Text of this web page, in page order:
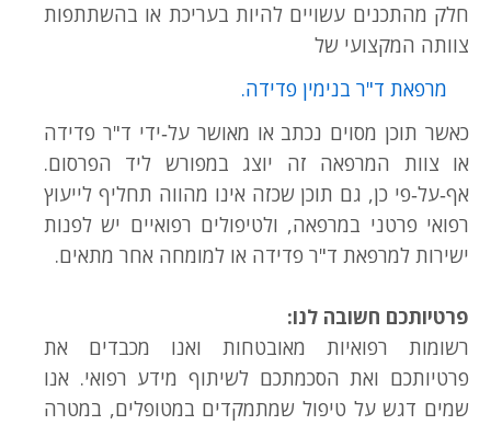
חלק מהתכנים עשויים להיות בעריכת או בהשתתפות
צוותה המקצועי של
מרפאת ד"ר בנימין פדידה.
כאשר תוכן מסוים נכתב או מאושר על‑ידי ד"ר פדידה
או צוות המרפאה זה יוצג במפורש ליד הפרסום.
אף‑על‑פי כן, גם תוכן שכזה אינו מהווה תחליף לייעוץ
רפואי פרטני במרפאה, ולטיפולים רפואיים יש לפנות
ישירות למרפאת ד"ר פדידה או למומחה אחר מתאים.
פרטיותכם חשובה לנו:
רשומות רפואיות מאובטחות ואנו מכבדים את
פרטיותכם ואת הסכמתכם לשיתוף מידע רפואי. אנו
שמים דגש על טיפול שמתמקדים במטופלים, במטרה